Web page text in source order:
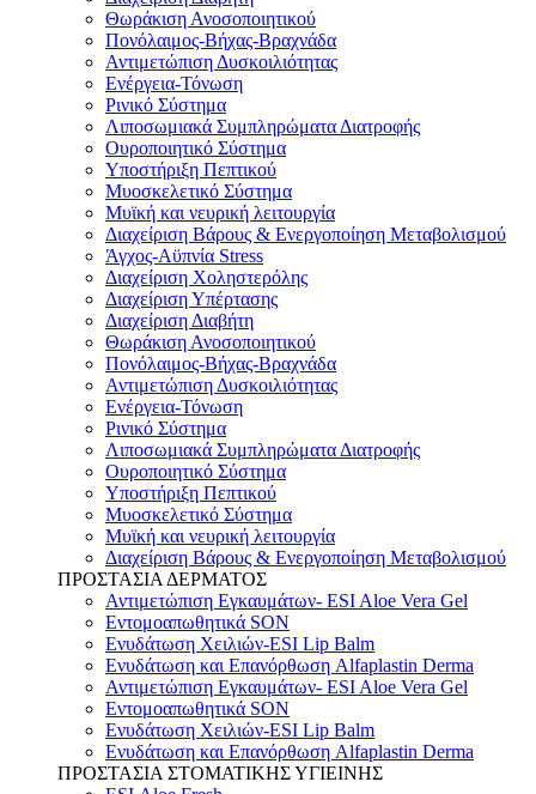
Θωράκιση Ανοσοποιητικού
Πονόλαιμος-Βήχας-Βραχνάδα
Αντιμετώπιση Δυσκοιλιότητας
Eνέργεια-Τόνωση
Ρινικό Σύστημα
Λιποσωμιακά Συμπληρώματα Διατροφής
Ουροποιητικό Σύστημα
Υποστήριξη Πεπτικού
Μυοσκελετικό Σύστημα
Μυϊκή και νευρική λειτουργία
Διαχείριση Βάρους & Ενεργοποίηση Μεταβολισμού
Άγχος-Αϋπνία Stress
Διαχείριση Χοληστερόλης
Διαχείριση Υπέρτασης
Διαχείριση Διαβήτη
Θωράκιση Ανοσοποιητικού
Πονόλαιμος-Βήχας-Βραχνάδα
Αντιμετώπιση Δυσκοιλιότητας
Eνέργεια-Τόνωση
Ρινικό Σύστημα
Λιποσωμιακά Συμπληρώματα Διατροφής
Ουροποιητικό Σύστημα
Υποστήριξη Πεπτικού
Μυοσκελετικό Σύστημα
Μυϊκή και νευρική λειτουργία
Διαχείριση Βάρους & Ενεργοποίηση Μεταβολισμού
ΠΡΟΣΤΑΣΙΑ ΔΕΡΜΑΤΟΣ
Αντιμετώπιση Εγκαυμάτων- ESI Aloe Vera Gel
Εντομοαπωθητικά SON
Ενυδάτωση Χειλιών-ESI Lip Balm
Ενυδάτωση και Επανόρθωση Alfaplastin Derma
Αντιμετώπιση Εγκαυμάτων- ESI Aloe Vera Gel
Εντομοαπωθητικά SON
Ενυδάτωση Χειλιών-ESI Lip Balm
Ενυδάτωση και Επανόρθωση Alfaplastin Derma
ΠΡΟΣΤΑΣΙΑ ΣΤΟΜΑΤΙΚΗΣ ΥΓΙΕΙΝΗΣ